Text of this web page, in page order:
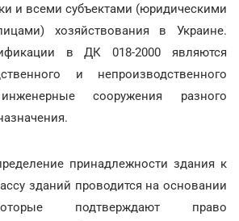
и всеми субъектами (юридическими
хозяйствования в Украине.
в ДК 018-2000 являются
и непроизводственного
сооружения разного
принадлежности здания к
зданий проводится на основании
подтверждают право